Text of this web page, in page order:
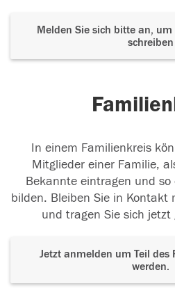
Melden Sie sich bitte an,
schreiben
In einem Familienkreis
Mitglieder einer Familie,
Bekannte eintragen und so
bilden. Bleiben Sie in Kontakt
und tragen Sie sich
Jetzt anmelden um Teil des
werden.